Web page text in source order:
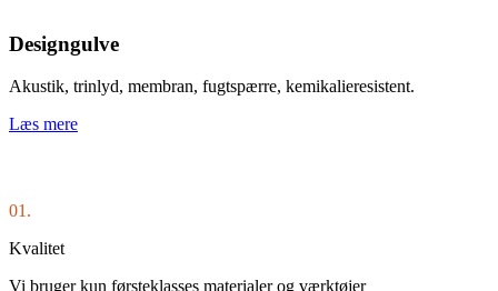
Designgulve
Akustik, trinlyd, membran, fugtspærre, kemikalieresistent.
Læs mere
01.
Kvalitet
Vi bruger kun førsteklasses materialer og værktøjer